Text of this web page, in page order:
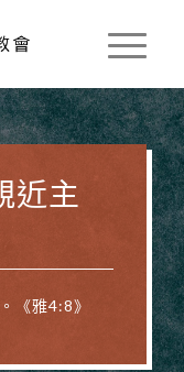
近主
《雅4:8》